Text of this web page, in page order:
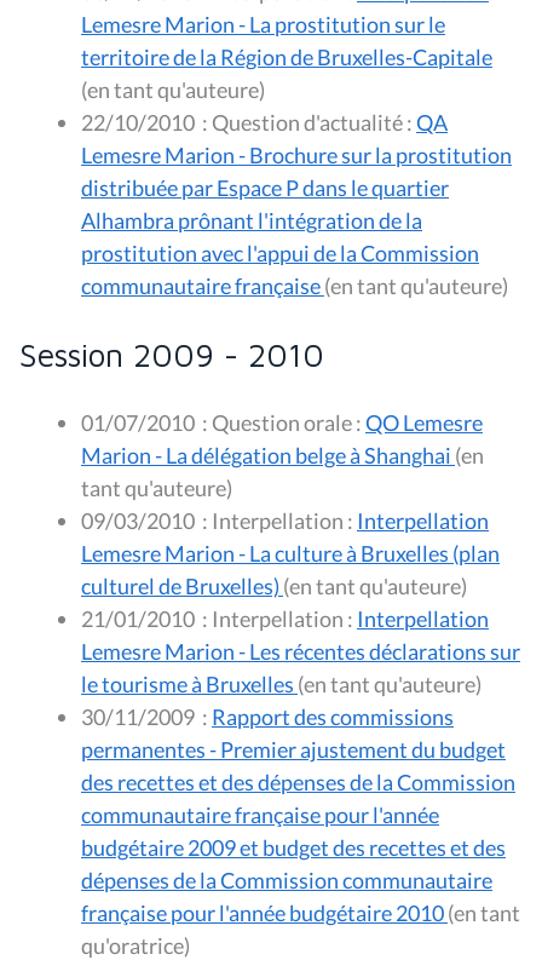
Lemesre Marion - La prostitution sur le
territoire de la Région de Bruxelles-Capitale
(en tant qu'auteure)
22/10/2010 : Question d'actualité :QA
Lemesre Marion - Brochure sur la prostitution
distribuée par Espace P dans le quartier
Alhambra prônant l'intégration de la
prostitution avec l'appui de la Commission
communautaire française
(en tant qu'auteure)
Session 2009 - 2010
01/07/2010 : Question orale :QO Lemesre
Marion - La délégation belge à Shanghai (en
tant qu'auteure)
09/03/2010 : Interpellation : Interpellation
Lemesre Marion - La culture à Bruxelles (plan
culturel de Bruxelles)
(en tant qu'auteure)
21/01/2010 : Interpellation : Interpellation
Lemesre Marion - Les récentes déclarations sur
le tourisme à Bruxelles
(en tant qu'auteure)
30/11/2009 : Rapport des commissions
permanentes - Premier ajustement du budget
des recettes et des dépenses de la Commission
communautaire française pour l'année
budgétaire 2009 et budget des recettes et des
dépenses de la Commission communautaire
française pour l'année budgétaire 2010(en tant
qu'oratrice)